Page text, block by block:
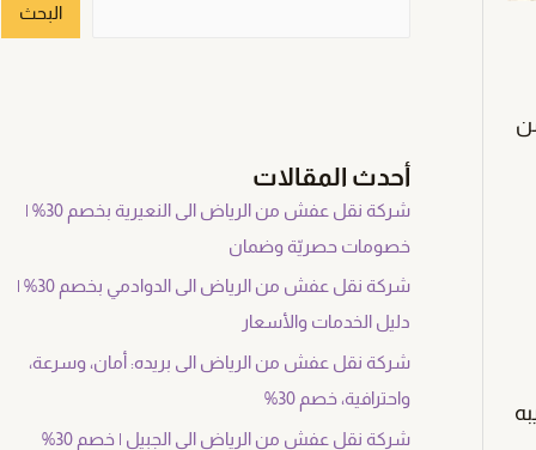
البحث
أحدث المقالات
شركة نقل عفش من الرياض الى النعيرية بخصم 30% |
خصومات حصريّة وضمان
شركة نقل عفش من الرياض الى الدوادمي بخصم 30% |
دليل الخدمات والأسعار
شركة نقل عفش من الرياض الى بريده: أمان، وسرعة،
واحترافية، خصم 30%
شركة نقل عفش من الرياض الى الجبيل | خصم 30%